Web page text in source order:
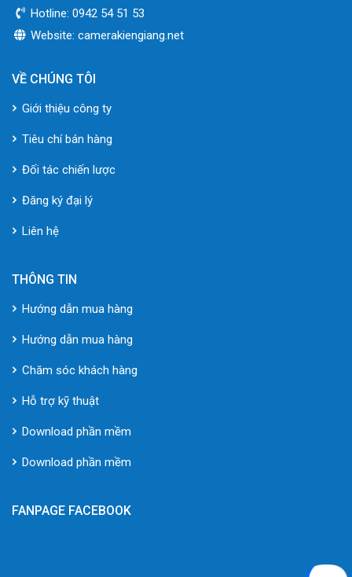
Hotline: 0942 54 51 53
Website: camerakiengiang.net
VỀ CHÚNG TÔI
Giới thiệu công ty
Tiêu chí bán hàng
Đối tác chiến lược
Đăng ký đại lý
Liên hệ
THÔNG TIN
Hướng dẫn mua hàng
Hướng dẫn mua hàng
Chăm sóc khách hàng
Hỗ trợ kỹ thuật
Download phần mềm
Download phần mềm
FANPAGE FACEBOOK